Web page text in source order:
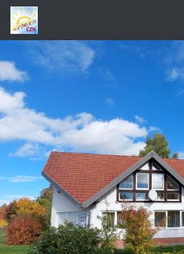
Zum Inhalt springen